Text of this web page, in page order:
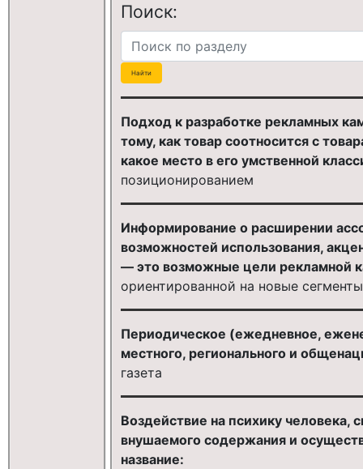
Поиск:
Подход к разработке рекламных
тому, как товар соотносится с
какое место в его умственной
позиционированием
Информирование о расширении
возможностей использования,
— это возможные цели рекламной
ориентированной на новые
Периодическое (ежедневное,
местного, регионального и
газета
Воздействие на психику человека,
внушаемого содержания и
название: